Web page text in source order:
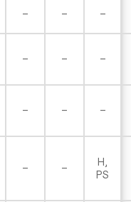
– – –
– – –
– – –
– –
H,
PS